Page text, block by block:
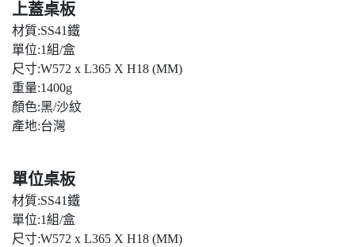
上蓋桌板
材質:SS41鐵
單位:1組/盒
尺寸:W572 x L365 X H18 (MM)
重量:1400g
顏色:黑/沙紋
產地:台灣
單位桌板
材質:SS41鐵
單位:1組/盒
尺寸:W572 x L365 X H18 (MM)